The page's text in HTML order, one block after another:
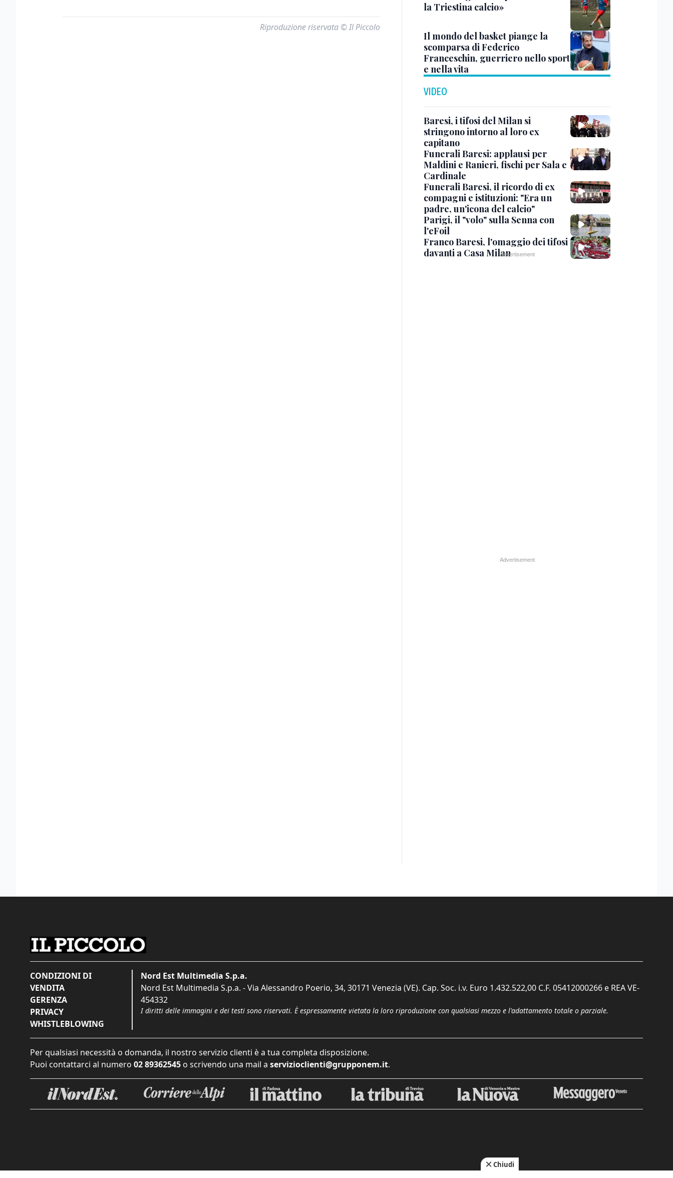
Riproduzione riservata © Il Piccolo
la Triestina calcio»
Il mondo del basket piange la
scomparsa di Federico
Franceschin, guerriero nello sport
e nella vita
VIDEO
Baresi, i tifosi del Milan si
stringono intorno al loro ex
capitano
Funerali Baresi: applausi per
Maldini e Ranieri, fischi per Sala e
Cardinale
Funerali Baresi, il ricordo di ex
compagni e istituzioni: "Era un
padre, un'icona del calcio"
Parigi, il "volo" sulla Senna con
l'eFoil
Franco Baresi, l'omaggio dei tifosi
davanti a Casa Milan
CONDIZIONI DI
VENDITA
GERENZA
PRIVACY
WHISTLEBLOWING
Nord Est Multimedia S.p.a.
Nord Est Multimedia S.p.a. - Via Alessandro Poerio, 34, 30171 Venezia (VE). Cap. Soc. i.v. Euro 1.432.522,00 C.F. 05412000266 e REA VE-
454332
I diritti delle immagini e dei testi sono riservati. È espressamente vietata la loro riproduzione con qualsiasi mezzo e l'adattamento totale o parziale.
Per qualsiasi necessità o domanda, il nostro servizio clienti è a tua completa disposizione.
Puoi contattarci al numero 02 89362545 o scrivendo una mail a servizioclienti@grupponem.it.
Chiudi